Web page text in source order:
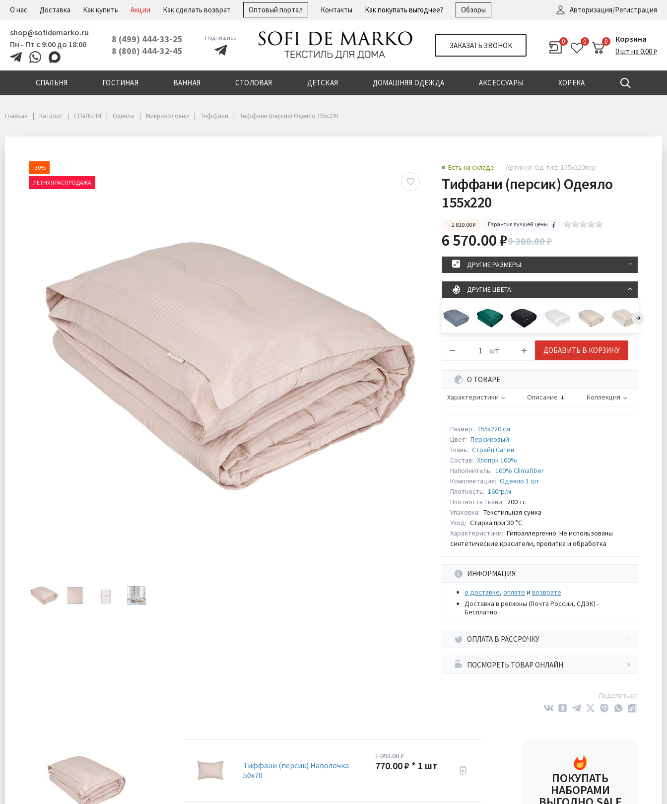
О нас Доставка Как купить Акции Как сделать возврат Оптовый портал Контакты Как покупать выгоднее? Обзоры Авторизация/Регистрация
shop@sofidemarko.ru
Пн - Пт с 9:00 до 18:00
8 (499) 444-33-25
8 (800) 444-32-45
Подпишись
ЗАКАЗАТЬ ЗВОНОК 0 0 0 Корзина
0 шт на 0.00 ₽
СПАЛЬНЯ ГОСТИНАЯ ВАННАЯ СТОЛОВАЯ ДЕТСКАЯ ДОМАШНЯЯ ОДЕЖДА АКСЕССУАРЫ ХОРЕКА
Регистрация
Главная Каталог СПАЛЬНЯ Одеяла Микроволокно Тиффани Тиффани (персик) Одеяло 155х220
-30%
ЛЕТНЯЯ РАСПРОДАЖА
Есть на складе Артикул: Од-тиф-155х220пер
Тиффани (персик) Одеяло
155х220
– 2 810.00 ₽ Гарантия лучшей цены
6 570.00 ₽9 380.00 ₽
ДРУГИЕ РАЗМЕРЫ:
ДРУГИЕ ЦВЕТА:
шт ДОБАВИТЬ В КОРЗИНУ
О ТОВАРЕ
Характеристики Описание Коллекция
Размер: 155х220 см
Цвет: Персиковый
Ткань: Страйп Сатин
Состав: Хлопок 100%
Наполнитель: 100% Climafiber
Комплектация: Одеяло 1 шт
Плотность: 160гр/м
Плотность ткани: 200 тс
Упаковка: Текстильная сумка
Уход: Стирка при 30 °С
Характеристики: Гипоаллергенно. Не использованы
синтетические красители, пропитка и обработка
ИНФОРМАЦИЯ
о доставке, оплате и возврате
Доставка в регионы (Почта России, СДЭК) -
Бесплатно
ОПЛАТА В РАССРОЧКУ
ПОСМОРЕТЬ ТОВАР ОНЛАЙН
Поделиться:
Тиффани (персик) Наволочка
50х70
1 092.00 ₽
770.00 ₽ * 1 шт
ПОКУПАТЬ
НАБОРАМИ